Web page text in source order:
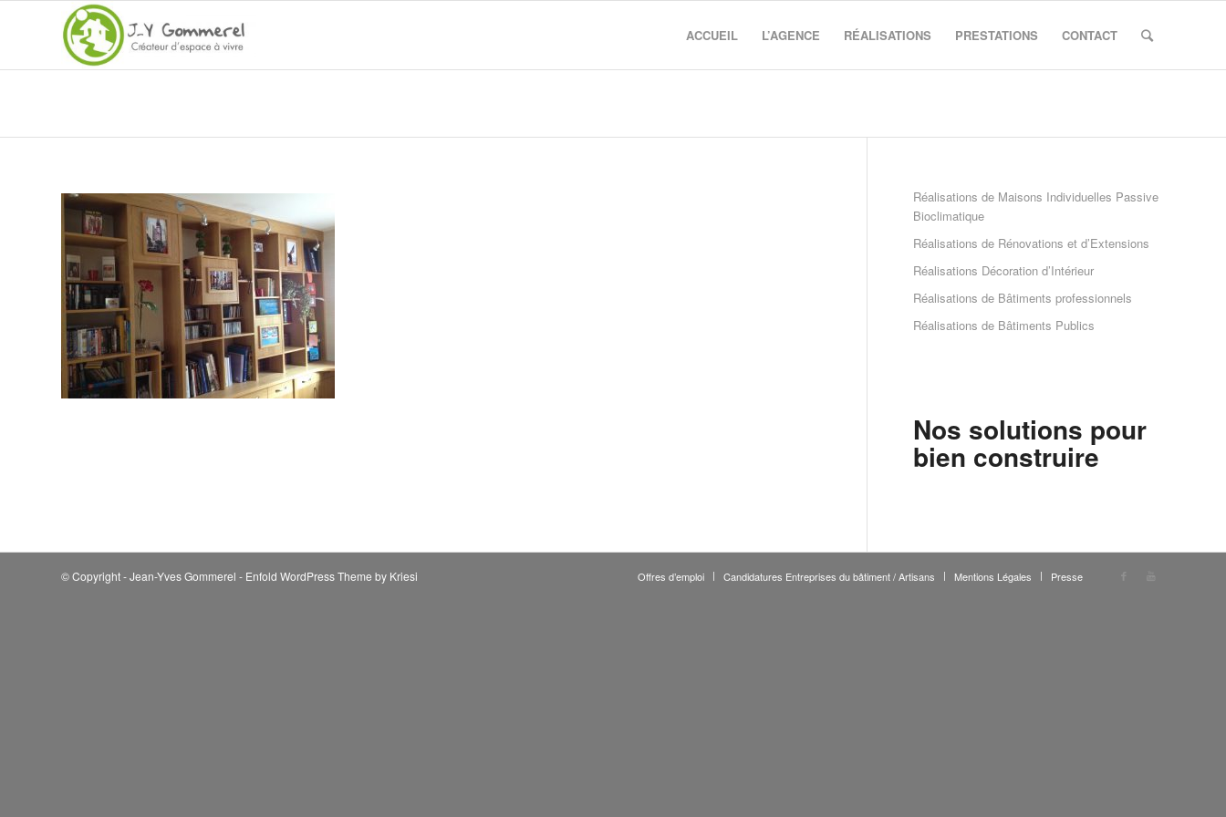
ACCUEIL L’AGENCE RÉALISATIONS PRESTATIONS CONTACT
Réalisations de Maisons Individuelles Passive
Bioclimatique
Réalisations de Rénovations et d’Extensions
Réalisations Décoration d’Intérieur
Réalisations de Bâtiments professionnels
Réalisations de Bâtiments Publics
Nos solutions pour
bien construire
© Copyright - Jean-Yves Gommerel - Enfold WordPress Theme by Kriesi Offres d’emploi Candidatures Entreprises du bâtiment / Artisans Mentions Légales Presse